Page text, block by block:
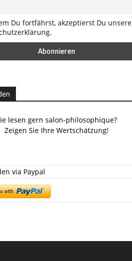
Du fortfährst, akzeptierst Du unsere
lesen gern salon-philosophique?
Zeigen Sie Ihre Wertschätzung!
via Paypal